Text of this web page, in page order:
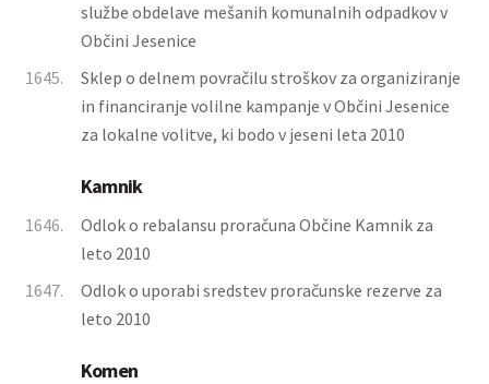
službe obdelave mešanih komunalnih odpadkov v
Občini Jesenice
1645.
Sklep o delnem povračilu stroškov za organiziranje
in financiranje volilne kampanje v Občini Jesenice
za lokalne volitve, ki bodo v jeseni leta 2010
Kamnik
1646.
Odlok o rebalansu proračuna Občine Kamnik za
leto 2010
1647.
Odlok o uporabi sredstev proračunske rezerve za
leto 2010
Komen